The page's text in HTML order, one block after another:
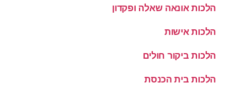
הלכות אונאה שאלה ופקדון
הלכות אישות
הלכות ביקור חולים
הלכות בית הכנסת